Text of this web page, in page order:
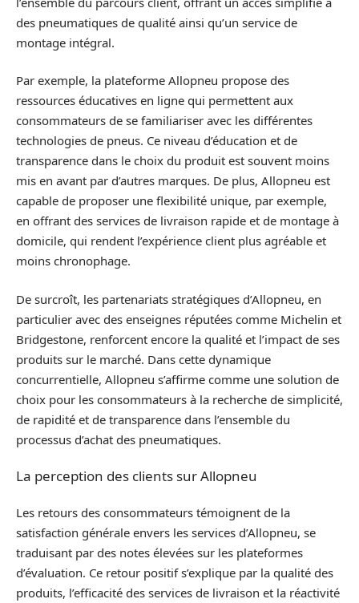
des pneumatiques de qualité ainsi qu’un service de
montage intégral.
Par exemple, la plateforme Allopneu propose des
ressources éducatives en ligne qui permettent aux
consommateurs de se familiariser avec les différentes
technologies de pneus. Ce niveau d’éducation et de
transparence dans le choix du produit est souvent moins
mis en avant par d’autres marques. De plus, Allopneu est
capable de proposer une flexibilité unique, par exemple,
en offrant des services de livraison rapide et de montage à
domicile, qui rendent l’expérience client plus agréable et
moins chronophage.
De surcroît, les partenariats stratégiques d’Allopneu, en
particulier avec des enseignes réputées comme Michelin et
Bridgestone, renforcent encore la qualité et l’impact de ses
produits sur le marché. Dans cette dynamique
concurrentielle, Allopneu s’affirme comme une solution de
choix pour les consommateurs à la recherche de simplicité,
de rapidité et de transparence dans l’ensemble du
processus d’achat des pneumatiques.
La perception des clients sur Allopneu
Les retours des consommateurs témoignent de la
satisfaction générale envers les services d’Allopneu, se
traduisant par des notes élevées sur les plateformes
d’évaluation. Ce retour positif s’explique par la qualité des
produits, l’efficacité des services de livraison et la réactivité